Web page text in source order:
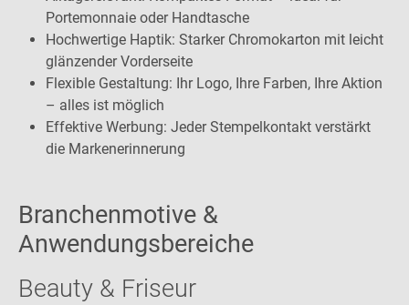
Portemonnaie oder Handtasche
Hochwertige Haptik: Starker Chromokarton mit leicht
glänzender Vorderseite
Flexible Gestaltung: Ihr Logo, Ihre Farben, Ihre Aktion
– alles ist möglich
Effektive Werbung: Jeder Stempelkontakt verstärkt
die Markenerinnerung
Branchenmotive &
Anwendungsbereiche
Beauty & Friseur